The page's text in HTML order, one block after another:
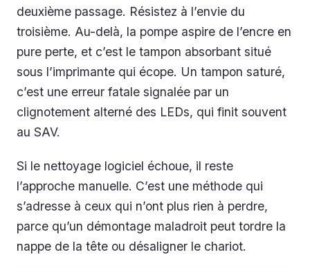
deuxième passage. Résistez à l’envie du
troisième. Au-delà, la pompe aspire de l’encre en
pure perte, et c’est le tampon absorbant situé
sous l’imprimante qui écope. Un tampon saturé,
c’est une erreur fatale signalée par un
clignotement alterné des LEDs, qui finit souvent
au SAV.
Si le nettoyage logiciel échoue, il reste
l’approche manuelle. C’est une méthode qui
s’adresse à ceux qui n’ont plus rien à perdre,
parce qu’un démontage maladroit peut tordre la
nappe de la tête ou désaligner le chariot.